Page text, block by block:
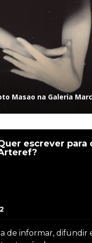
Masao na Galeria
escrever para
a de informar, difundir